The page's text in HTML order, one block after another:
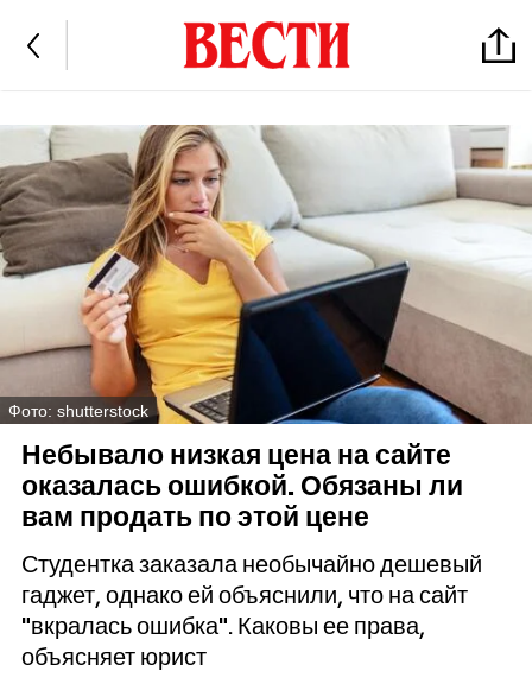
Фото: shutterstock
Небывало низкая цена на сайте
оказалась ошибкой. Обязаны ли
вам продать по этой цене
Студентка заказала необычайно дешевый
гаджет, однако ей объяснили, что на сайт
"вкралась ошибка". Каковы ее права,
объясняет юрист